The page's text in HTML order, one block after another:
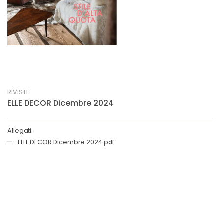
RIVISTE
ELLE DECOR Dicembre 2024
Allegati:
ELLE DECOR Dicembre 2024.pdf